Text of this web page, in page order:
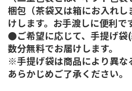
梱包（茶袋又は箱にお入れし
けします。お手渡しに便利で
●ご希望に応じて、手提げ袋
数分無料でお届けします。
※手提げ袋は商品により異な
あらかじめご了承ください。